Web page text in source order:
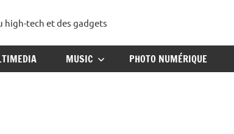
high-tech et des gadgets
MUSIC PHOTO NUMÉRIQUE